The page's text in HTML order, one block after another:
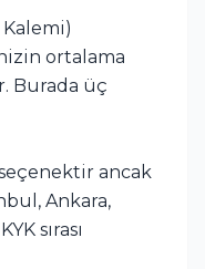
ortalama
Burada üç
ancak
Ankara,
sırası